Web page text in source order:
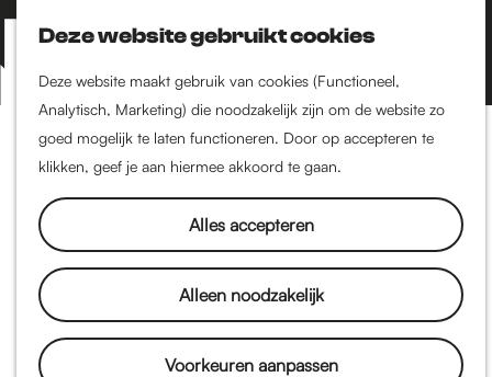
Deze website gebruikt cookies
Deze website maakt gebruik van cookies (Functioneel,
Analytisch, Marketing) die noodzakelijk zijn om de website zo
goed mogelijk te laten functioneren. Door op accepteren te
klikken, geef je aan hiermee akkoord te gaan.
Alles accepteren
Alleen noodzakelijk
Voorkeuren aanpassen
Z
o
e
k
e
K
a
a
r
t
M
e
n
Nijmegen-Nieuw-West
Dukenburg
Lindenholt
Historie
De oudste stad van
Nederland
Historische tijdlijn
Romeinse Limes
Vrede van Nijmegen
Penning